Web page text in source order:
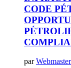
CODE
parWebmaster